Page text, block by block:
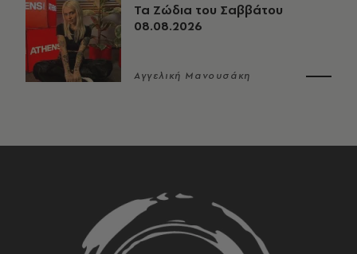
Τα Ζώδια του Σαββάτου
08.08.2026
Αγγελική Μανουσάκη